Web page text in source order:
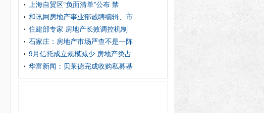
上海自贸区“负面清单”公布 禁
和讯网房地产事业部诚聘编辑、市
住建部专家 房地产长效调控机制
石家庄：房地产市场严查不是一阵
9月信托成立规模减少 房地产类占
华富新闻：贝莱德完成收购私募基